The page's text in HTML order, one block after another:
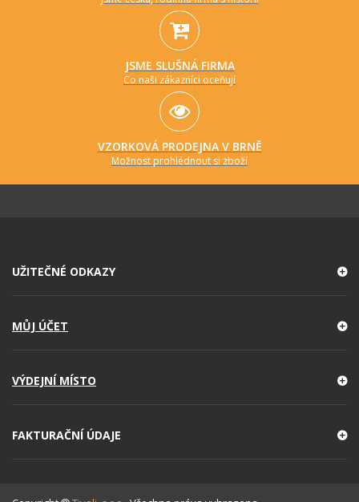
JSME SLUŠNÁ FIRMA
Co naši zákazníci oceňují
VZORKOVÁ PRODEJNA V BRNĚ
Možnost prohlédnout si zboží
UŽITEČNÉ ODKAZY
MŮJ ÚČET
VÝDEJNÍ MÍSTO
FAKTURAČNÍ ÚDAJE